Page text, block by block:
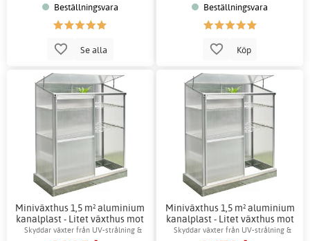
Beställningsvara
Se alla
Beställningsvara
Köp
Miniväxthus 1,5 m² aluminium
kanalplast - Litet växthus mot
vägg
Skyddar växter från UV-strålning &
Miniväxthus 1,5 m² aluminium
kanalplast - Litet växthus mot
vägg + Växthustillbehör
Skyddar växter från UV-strålning &